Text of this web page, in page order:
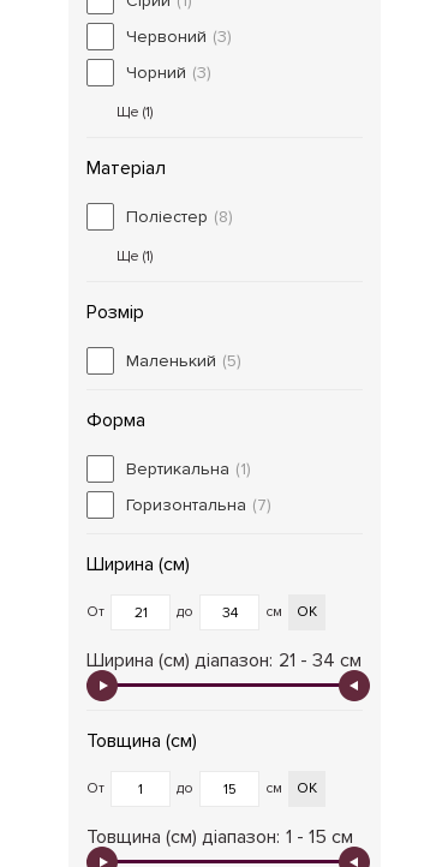
Червоний (3)
Чорний (3)
Ще (1)
Матеріал
Поліестер (8)
Ще (1)
Розмір
Маленький (5)
Форма
Вертикальна (1)
Горизонтальна (7)
Ширина (см)
От до см ОК
Ширина (см) діапазон: 21 - 34 см
Товщина (см)
От до см ОК
Товщина (см) діапазон: 1 - 15 см